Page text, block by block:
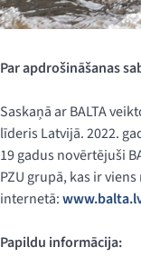
Par apdrošināšanas
Saskaņā ar BALTA
līderis Latvijā. 2022.
19 gadus novērtējuši
PZU grupā, kas ir
internetā:
Papildu informācija: